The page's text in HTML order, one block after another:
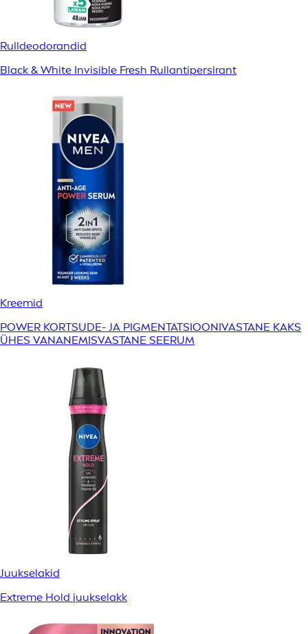
Rulldeodorandid
Black & White Invisible Fresh Rullantipersirant
Kreemid
POWER KORTSUDE- JA PIGMENTATSIOONIVASTANE KAKS
ÜHES VANANEMISVASTANE SEERUM
Juukselakid
Extreme Hold juukselakk